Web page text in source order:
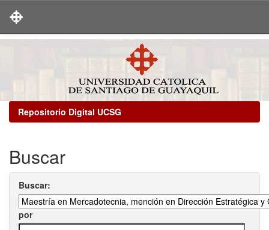
Repositorio Digital UCSG
Buscar
Buscar:
por